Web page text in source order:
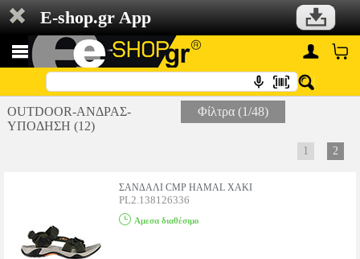
E-shop.gr App
OUTDOOR-ΑΝΔΡΑΣ-
ΥΠΟΔΗΣΗ (12)
Φίλτρα (1/48)
1 2
ΣΑΝΔΑΛΙ CMP HAMAL ΧΑΚΙ
PL2.138126336
Αμεσα διαθέσιμο